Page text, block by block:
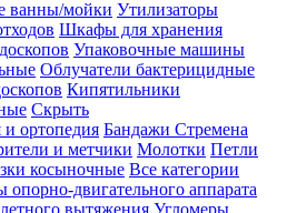
ванны/мойки Утилизаторы
Шкафы для хранения
Упаковочные машины
Облучатели бактерицидные
Кипятильники
Скрыть
и ортопедия Бандажи Стремена
и метчики Молотки Петли
косыночные Все категории
двигательного аппарата
вытяжения Угломеры